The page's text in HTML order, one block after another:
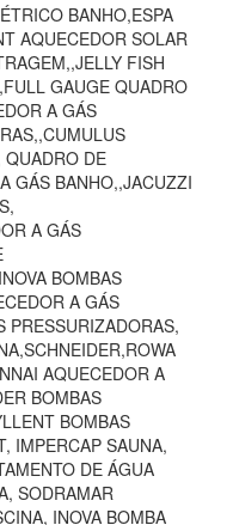
BANHO,ESPA
AQUECEDOR SOLAR
FISH
GAUGE QUADRO
A GÁS
DE
GÁS BANHO,,JACUZZI
A GÁS
BOMBAS
A GÁS
PRESSURIZADORAS,
AQUECEDOR A
BOMBAS
BOMBAS
IMPERCAP SAUNA,
DE ÁGUA
SODRAMAR
INOVA BOMBA